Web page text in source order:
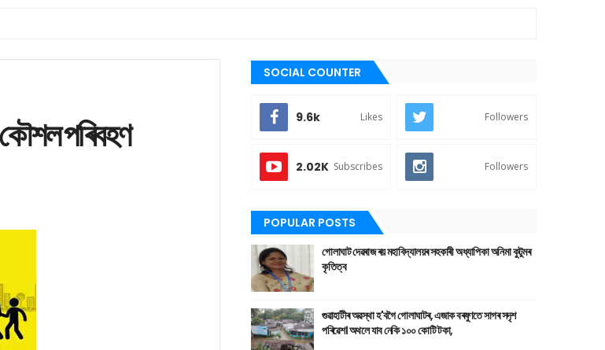
পৰিবহণ
SOCIAL COUNTER
9.6k Likes Followers
2.02K Subscribes Followers
POPULAR POSTS
গোলাঘাট দেৱৰাজ ৰয় মহাবিদ্যালয়ৰ সহকাৰী অধ্যাপিকা অনিমা কুটুমৰ
কৃতিত্ব
গুৱাহাটীৰ অৱস্থা হ'বগৈ গোলাঘাটৰ, এজাক বৰষুণতে সাগৰ সদৃশ
পৰিৱেশ। অথলে যাব নেকি ১০০ কোটি টকা,